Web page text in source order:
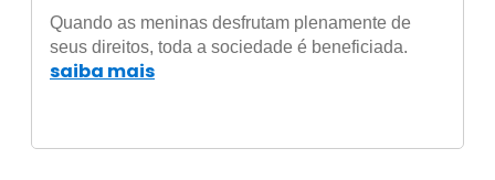
Quando as meninas desfrutam plenamente de
seus direitos, toda a sociedade é beneficiada.
saiba mais